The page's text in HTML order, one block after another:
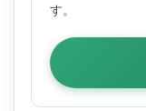
す。